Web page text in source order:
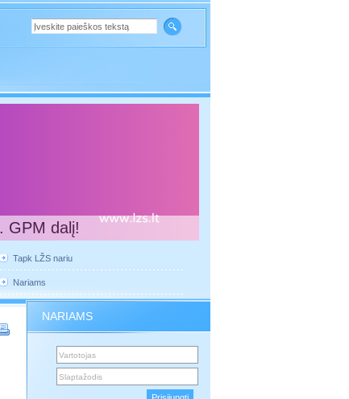
GPM dalį!
Tapk LŽS nariu
Nariams
NARIAMS